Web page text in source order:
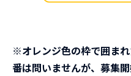
※オレンジ色の枠で囲ま
番は問いませんが、募集